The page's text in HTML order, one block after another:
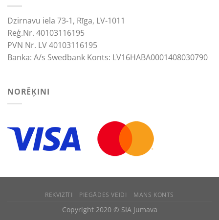
We use cookies to improve your experience.
ACCEPT
REJECT
Dzirnavu iela 73-1, Rīga, LV-1011
Reģ.Nr. 40103116195
PVN Nr. LV 40103116195
Banka: A/s Swedbank Konts: LV16HABA0001408030790
NORĒĶINI
REKVIZĪTI PIEGĀDES VEIDI MANS KONTS
Copyright 2020 © SIA Jumava